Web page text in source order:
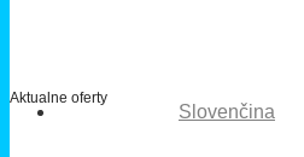
Slovenčina
Aktualne oferty